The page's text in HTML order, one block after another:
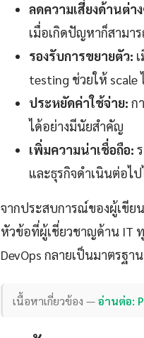
ลดความเสี่ยงด้านต่า
เมื่อเกิดปัญหาก็สามาร
รองรับการขยายตัว:
testing ช่วยให้
ประหยัดค่าใช้จ่าย: ก
ได้อย่างมีนัยสำคัญ
เพิ่มความน่าเชื่อถือ:
และธุรกิจดำเนินต่อไ
จากประสบการณ์ของผู้เขีย
หัวข้อที่ผู้เชี่ยวชาญด้าน IT
DevOps กลายเป็นมาตรฐ
เนื้อหาเกี่ยวข้อง —อ่านต่อ: